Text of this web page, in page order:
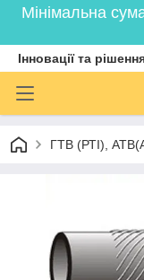
Мінімальна
Інновації та
ГТВ (РТI),